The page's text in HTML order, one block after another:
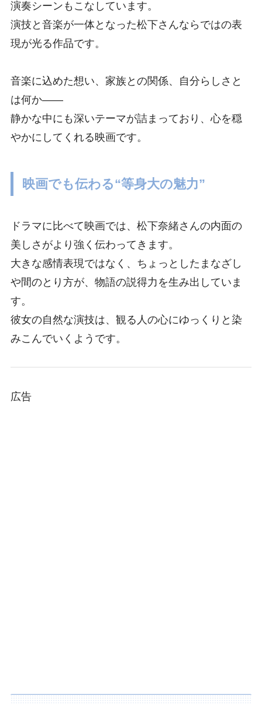
演奏シーンもこなしています。
演技と音楽が一体となった松下さんならではの表
現が光る作品です。
音楽に込めた想い、家族との関係、自分らしさと
は何か——
静かな中にも深いテーマが詰まっており、心を穏
やかにしてくれる映画です。
映画でも伝わる“等身大の魅力”
ドラマに比べて映画では、松下奈緒さんの内面の
美しさがより強く伝わってきます。
大きな感情表現ではなく、ちょっとしたまなざし
や間のとり方が、物語の説得力を生み出していま
す。
彼女の自然な演技は、観る人の心にゆっくりと染
みこんでいくようです。
広告